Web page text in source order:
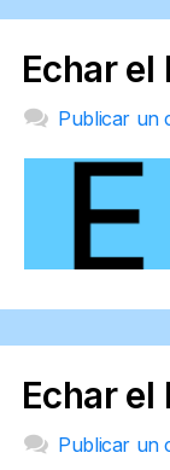
Echar el
Publicar un
Echar el
Publicar un